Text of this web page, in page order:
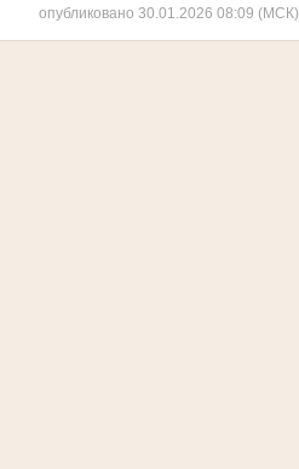
опубликовано 30.01.2026 08:09 (МСК)